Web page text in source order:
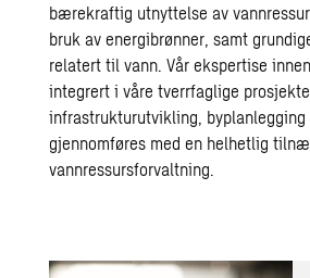
bærekraftig utnyttelse av
bruk av energibrønner, samt
relatert til vann. Vår ekspertise
integrert i våre tverrfaglige
infrastrukturutvikling,
gjennomføres med en helhetlig
vannressursforvaltning.